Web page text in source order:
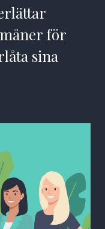
för
sina